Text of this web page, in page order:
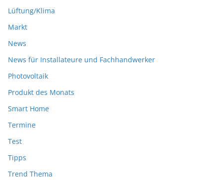
Lüftung/Klima
Markt
News
News für Installateure und Fachhandwerker
Photovoltaik
Produkt des Monats
Smart Home
Termine
Test
Tipps
Trend Thema